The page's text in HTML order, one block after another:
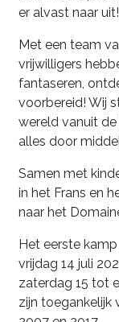
er alvast naar uit!
Met een team
vrijwilligers
fantaseren,
voorbereid! Wij
wereld vanuit
alles door
Samen met
in het Frans en
naar het
Het eerste
vrijdag 14 juli
zaterdag 15 tot
zijn toegankelijk